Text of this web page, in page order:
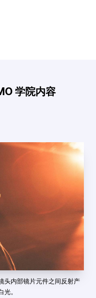
学院内容
头内部镜片元件之间反射产
。